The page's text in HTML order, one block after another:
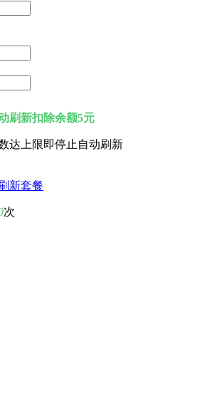
刷新扣除余额5元
达上限即停止自动刷新
新套餐
次